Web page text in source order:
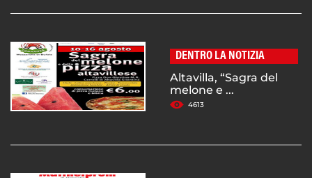
DENTRO LA NOTIZIA
Altavilla, “Sagra del
melone e ...
4613